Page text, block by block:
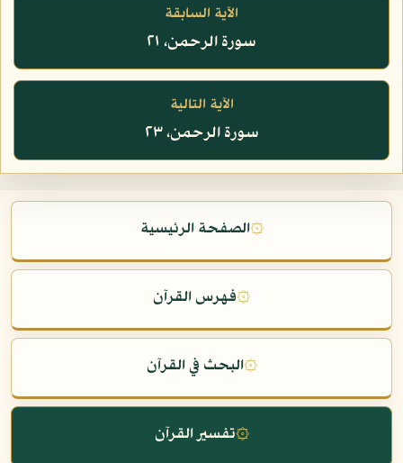
الآية السابقة
سورة الرحمن، ٢١
الآية التالية
سورة الرحمن، ٢٣
۞الصفحة الرئيسية
۞فهرس القرآن
۞البحث في القرآن
۞تفسير القرآن